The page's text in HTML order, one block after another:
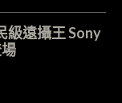
遠攝王 Sony